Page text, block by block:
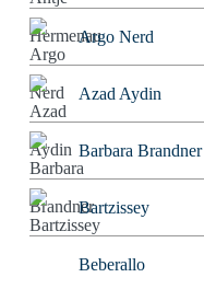
Argo Nerd
Azad Aydin
Barbara Brandner
Bartzissey
Beberallo